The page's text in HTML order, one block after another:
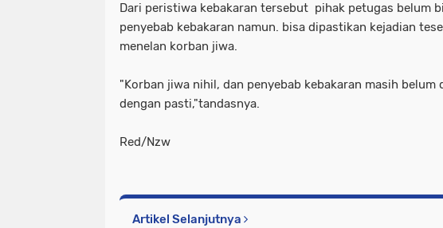
Dari peristiwa kebakaran tersebut pihak petugas belum
penyebab kebakaran namun. bisa dipastikan kejadian
menelan korban jiwa.
"Korban jiwa nihil, dan penyebab kebakaran masih belum
dengan pasti,"tandasnya.
Red/Nzw
Artikel Selanjutnya